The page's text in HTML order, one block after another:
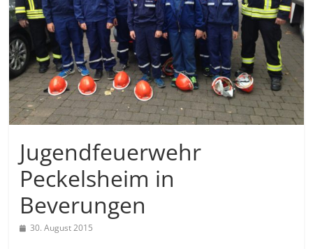
Jugendfeuerwehr
Peckelsheim in
Beverungen
30. August 2015